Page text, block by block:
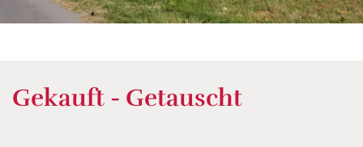
Gekauft - Getauscht